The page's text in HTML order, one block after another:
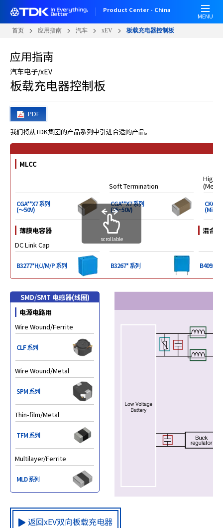
Product Center - China
MENU
首页 应用指南 汽车 xEV 板载充电器控制板
应用指南
汽车电子/xEV
板载充电器控制板
PDF
MLCC
CGA**X7 系列
(～50V)
Soft Termination
CGA**X7 系列
(25~50V)
High
CKG
(Mid-
薄膜电容器
DC Link Cap
B3277*H/J/M/P 系列 B3267* 系列
混合
B40910
SMD/SMT 电感器(线圈)
电源电路用
Wire Wound/Ferrite
CLF 系列
Wire Wound/Metal
SPM 系列
Thin-film/Metal
TFM 系列
Multilayer/Ferrite
MLD 系列
scrollable
返回xEV双向板载充电器